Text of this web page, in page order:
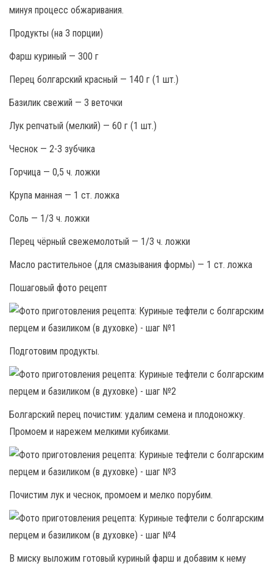
минуя процесс обжаривания.
Продукты (на 3 порции)
Фарш куриный — 300 г
Перец болгарский красный — 140 г (1 шт.)
Базилик свежий — 3 веточки
Лук репчатый (мелкий) — 60 г (1 шт.)
Чеснок — 2-3 зубчика
Горчица — 0,5 ч. ложки
Крупа манная — 1 ст. ложка
Соль — 1/3 ч. ложки
Перец чёрный свежемолотый — 1/3 ч. ложки
Масло растительное (для смазывания формы) — 1 ст. ложка
Пошаговый фото рецепт
Подготовим продукты.
Болгарский перец почистим: удалим семена и плодоножку.
Промоем и нарежем мелкими кубиками.
Почистим лук и чеснок, промоем и мелко порубим.
В миску выложим готовый куриный фарш и добавим к нему